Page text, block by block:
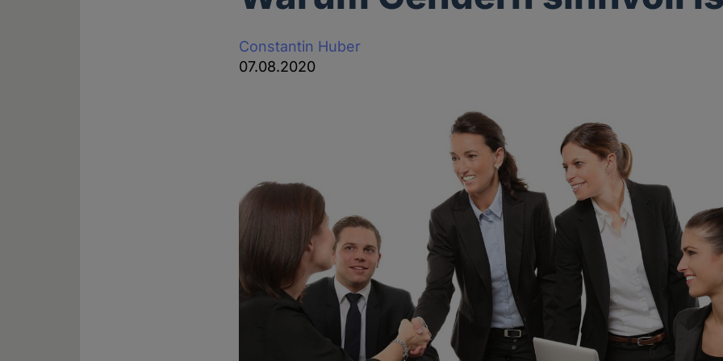
Constantin Huber
07.08.2020